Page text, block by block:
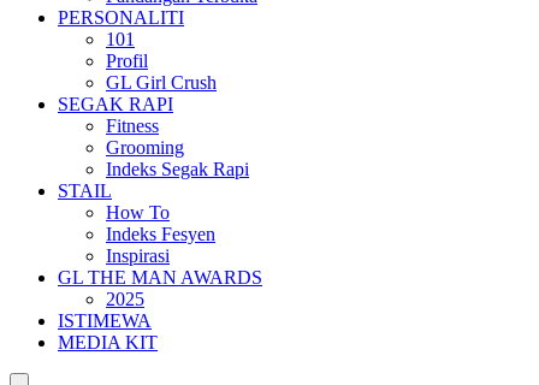
PERSONALITI
101
Profil
GL Girl Crush
SEGAK RAPI
Fitness
Grooming
Indeks Segak Rapi
STAIL
How To
Indeks Fesyen
Inspirasi
GL THE MAN AWARDS
2025
ISTIMEWA
MEDIA KIT